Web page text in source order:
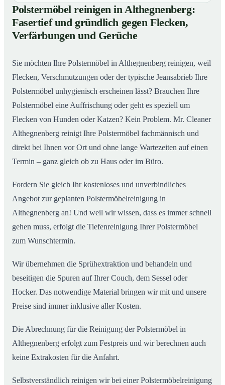
Polstermöbel reinigen in Althegnenberg: Fasertief und
gründlich gegen Flecken, Verfärbungen und Gerüche
02So reinigen unsere Profis Polstermöbel in
Althegnenberg
Polstermöbel reinigen in Althegnenberg:
Fasertief und gründlich gegen Flecken,
Verfärbungen und Gerüche
Sie möchten Ihre Polstermöbel in Althegnenberg reinigen, weil
Flecken, Verschmutzungen oder der typische Jeansabrieb Ihre
Polstermöbel unhygienisch erscheinen lässt? Brauchen Ihre
Polstermöbel eine Auffrischung oder geht es speziell um
Flecken von Hunden oder Katzen? Kein Problem. Mr. Cleaner
Althegnenberg reinigt Ihre Polstermöbel fachmännisch und
direkt bei Ihnen vor Ort und ohne lange Wartezeiten auf einen
Termin – ganz gleich ob zu Haus oder im Büro.
Fordern Sie gleich Ihr kostenloses und unverbindliches
Angebot zur geplanten Polstermöbelreinigung in
Althegnenberg an! Und weil wir wissen, dass es immer schnell
gehen muss, erfolgt die Tiefenreinigung Ihrer Polstermöbel
zum Wunschtermin.
Wir übernehmen die Sprühextraktion und behandeln und
beseitigen die Spuren auf Ihrer Couch, dem Sessel oder
Hocker. Das notwendige Material bringen wir mit und unsere
Preise sind immer inklusive aller Kosten.
Die Abrechnung für die Reinigung der Polstermöbel in
Althegnenberg erfolgt zum Festpreis und wir berechnen auch
keine Extrakosten für die Anfahrt.
Selbstverständlich reinigen wir bei einer Polstermöbelreinigung